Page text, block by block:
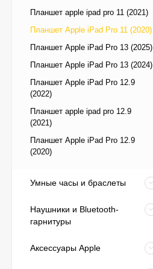
Планшет apple ipad pro 11 (2021)
Планшет Apple iPad Pro 11 (2020)
Планшет Apple iPad Pro 13 (2025)
Планшет Apple iPad Pro 13 (2024)
Планшет Apple iPad Pro 12.9
(2022)
Планшет apple ipad pro 12.9
(2021)
Планшет Apple iPad Pro 12.9
(2020)
Умные часы и браслеты
Наушники и Bluetooth-
гарнитуры
Аксессуары Apple